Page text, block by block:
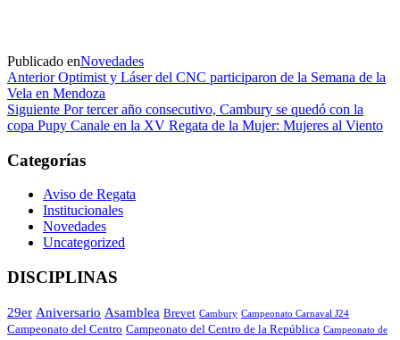
Publicado enNovedades
Navegación
de
entradas
Entrada
anterior
Anterior Optimist y Láser del CNC participaron de la Semana de la
Vela en Mendoza
Entrada
siguiente
Siguiente Por tercer año consecutivo, Cambury se quedó con la
copa Pupy Canale en la XV Regata de la Mujer: Mujeres al Viento
Categorías
Aviso de Regata
Institucionales
Novedades
Uncategorized
DISCIPLINAS
29er Aniversario Asamblea Brevet Cambury Campeonato Carnaval J24
Campeonato del Centro Campeonato del Centro de la República Campeonato de